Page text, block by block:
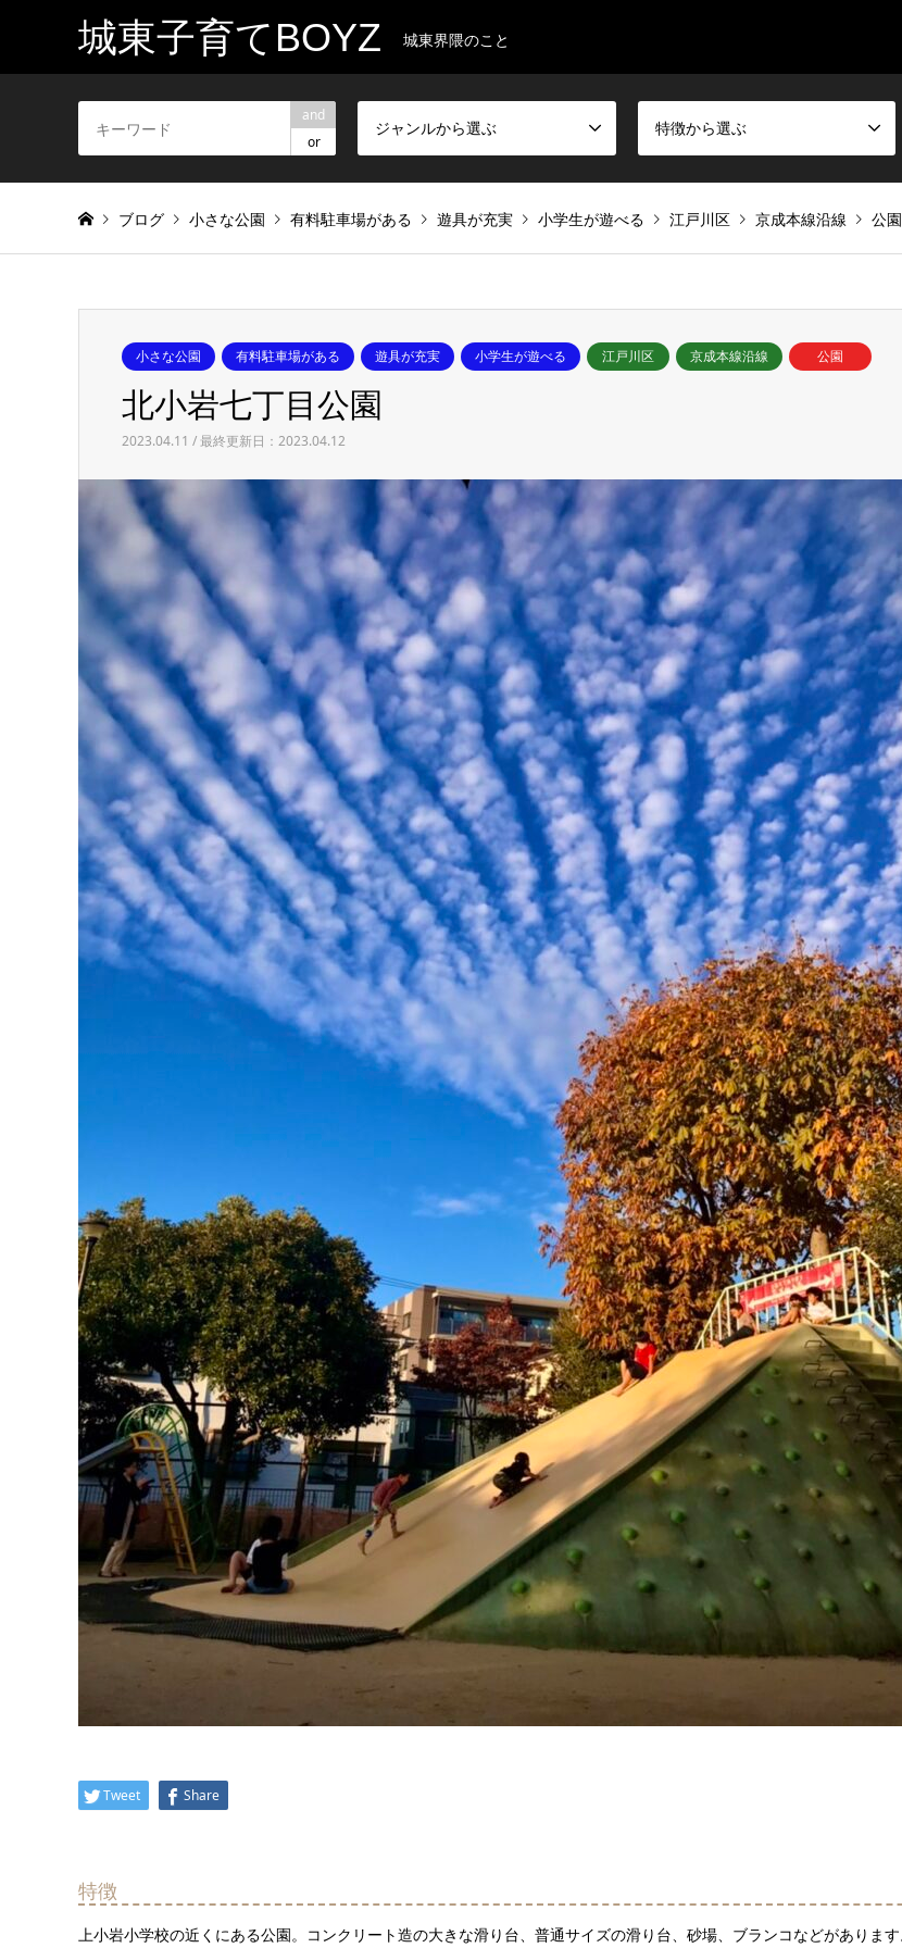
城東子育てBOYZ 城東界隈のこと
and
or
ジャンルから選ぶ 特徴から選ぶ
ブログ 小さな公園 有料駐車場がある 遊具が充実 小学生が遊べる 江戸川区 京成本線沿線 公園
小さな公園 有料駐車場がある 遊具が充実 小学生が遊べる 江戸川区 京成本線沿線 公園
北小岩七丁目公園
2023.04.11 / 最終更新日：2023.04.12
Tweet Share
特徴
上小岩小学校の近くにある公園。コンクリート造の大きな滑り台、普通サイズの滑り台、砂場、ブランコなどがありま